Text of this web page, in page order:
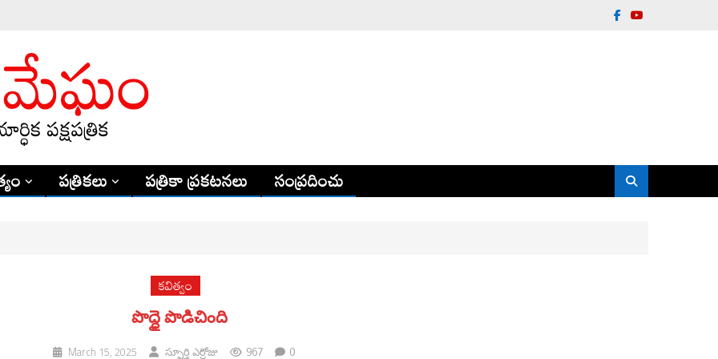
పత్రికలు పత్రికా ప్రకటనలు సంప్రదించు
కవిత్వం
పొద్ధై పొడిచింది
March 15, 2025 స్ఫూర్తి ఎర్రోజు 967 0